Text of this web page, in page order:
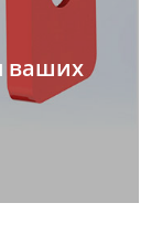
ваших